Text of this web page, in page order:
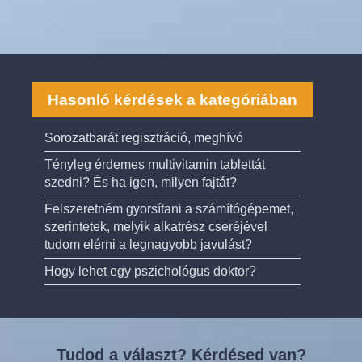
Hasonló kérdések a kategóriában
Sorozatbarát regisztráció, meghívó
Tényleg érdemes multivitamin tablettát
szedni? És ha igen, milyen fajtát?
Felszeretném gyorsítani a számítógépemet,
szerintetek, melyik alkatrész cseréjével
tudom elérni a legnagyobb javulást?
Hogy lehet egy pszichológus doktor?
Tudod a választ? Kérdésed van?